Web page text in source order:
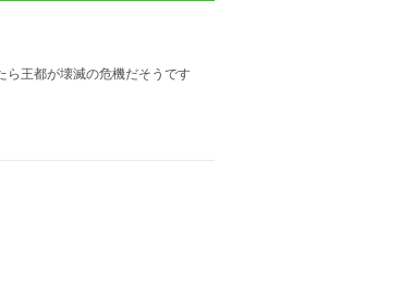
ら王都が壊滅の危機だそうです